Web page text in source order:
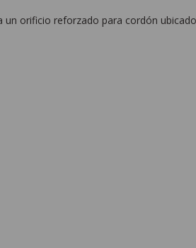
un orificio reforzado para cordón